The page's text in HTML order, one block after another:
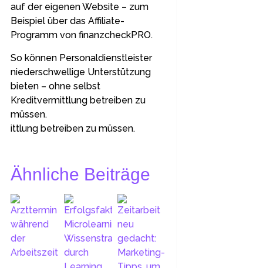
auf der eigenen Website – zum
Beispiel über das Affiliate-
Programm von finanzcheckPRO.
So können Personaldienstleister
niederschwellige Unterstützung
bieten – ohne selbst
Kreditvermittlung betreiben zu
müssen.
ittlung betreiben zu müssen.
Ähnliche Beiträge